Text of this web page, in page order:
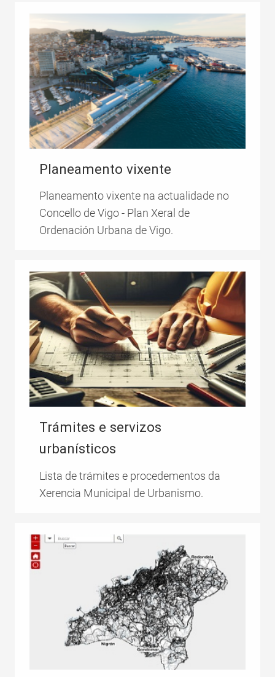
Planeamento vixente
Planeamento vixente na actualidade no
Concello de Vigo - Plan Xeral de
Ordenación Urbana de Vigo.
Trámites e servizos
urbanísticos
Lista de trámites e procedementos da
Xerencia Municipal de Urbanismo.